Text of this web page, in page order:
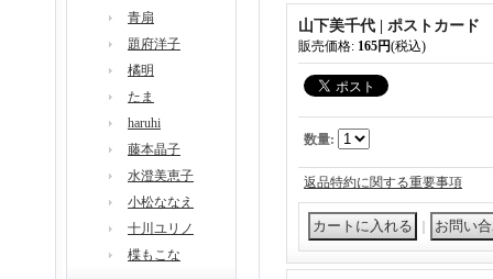
青扇
題府洋子
橘明
たま
haruhi
藤本晶子
水澄美恵子
小松ななえ
十川ユリノ
楪もこな
山下美千代 | ポストカード
販売価格: 165円(税込)
数量:
返品特約に関する重要事項